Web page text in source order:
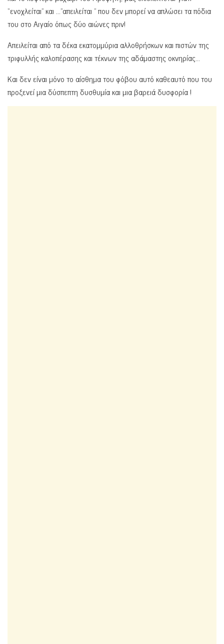
“ενοχλείται” και …”απειλείται ” που δεν μπορεί να απλώσει τα πόδια
του στο Αιγαίο όπως δύο αιώνες πριν!
Απειλείται από τα δέκα εκατομμύρια αλλοθρήσκων και πιστών της
τριφυλλής καλοπέρασης και τέκνων της αδάμαστης οκνηρίας…
Και δεν είναι μόνο το αίσθημα του φόβου αυτό καθεαυτό που του
προξενεί μια δύσπεπτη δυσθυμία και μια βαρειά δυσφορία !